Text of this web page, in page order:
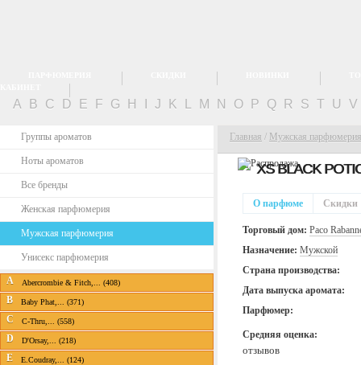
A B C D E F G H J K M N O P Q R S T U V
Группы ароматов
Ноты ароматов
Все бренды
Женская парфюмерия
Мужская парфюмерия
Унисекс парфюмерия
A Abercrombie & Fitch,... (408)
B Baby Phat,... (371)
C C-Thru,... (558)
D D'Orsay,... (218)
E E.Coudray,... (124)
Главная / Мужская парфюмерия
XS BLACK
О парфюме
Торговый дом: Paco
Назначение: Мужской
Страна производства:
Дата выпуска аромата:
Парфюмер:
Средняя оценка:
отзывов
Скидки